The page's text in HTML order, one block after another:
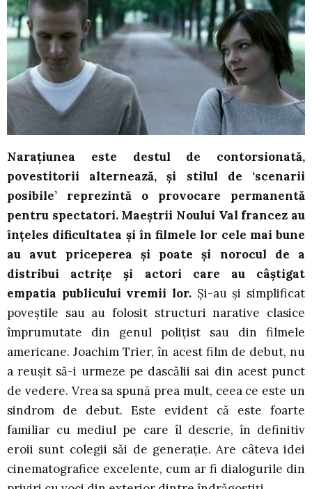
Narațiunea este destul de contorsionată,
povestitorii alternează, și stilul de ‘scenarii
posibile’ reprezintă o provocare permanentă
pentru spectatori. Maeștrii Noului Val francez au
înțeles dificultatea și în filmele lor cele mai bune
au avut priceperea și poate și norocul de a
distribui actrițe și actori care au câștigat
empatia publicului vremii lor. Și-au și simplificat
poveștile sau au folosit structuri narative clasice
împrumutate din genul polițist sau din filmele
americane. Joachim Trier, în acest film de debut, nu
a reușit să-i urmeze pe dascălii sai din acest punct
de vedere. Vrea sa spună prea mult, ceea ce este un
sindrom de debut. Este evident că este foarte
familiar cu mediul pe care îl descrie, în definitiv
eroii sunt colegii săi de generație. Are câteva idei
cinematografice excelente, cum ar fi dialogurile din